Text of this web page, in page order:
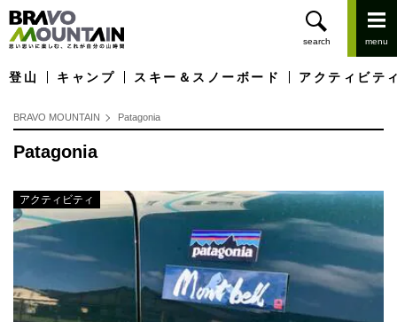
登山 キャンプ スキー＆スノーボード アクティビテ
BRAVO MOUNTAIN Patagonia
Patagonia
アクティビティ